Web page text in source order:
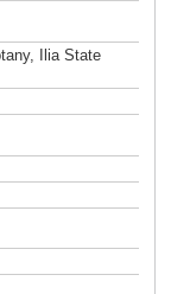
Ilia State